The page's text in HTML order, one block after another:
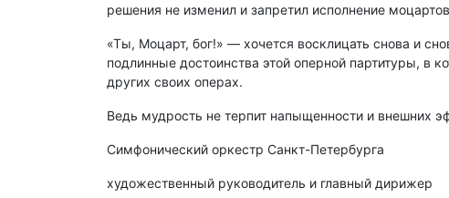
решения не изменил и запретил исполнение
«Ты, Моцарт, бог!» — хочется восклицать снова и
подлинные достоинства этой оперной партитуры, в
других своих операх.
Ведь мудрость не терпит напыщенности и внешних
Симфонический оркестр Санкт-Петербурга
художественный руководитель и главный дирижер